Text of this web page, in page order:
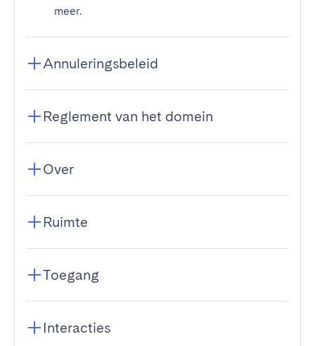
meer.
Annuleringsbeleid
Reglement van het domein
Over
Ruimte
Toegang
Interacties